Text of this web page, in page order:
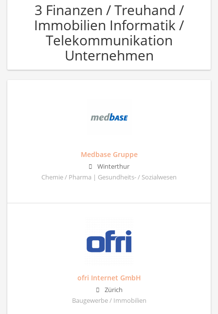
3 Finanzen / Treuhand /
Immobilien Informatik /
Telekommunikation
Unternehmen
Medbase Gruppe
Winterthur
Chemie / Pharma | Gesundheits- / Sozialwesen
ofri Internet GmbH
Zürich
Baugewerbe / Immobilien